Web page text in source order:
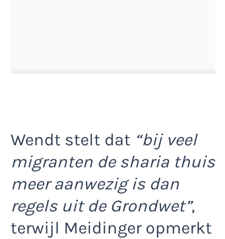
Wendt stelt dat “bij veel
migranten de sharia thuis
meer aanwezig is dan
regels uit de Grondwet”,
terwijl Meidinger opmerkt